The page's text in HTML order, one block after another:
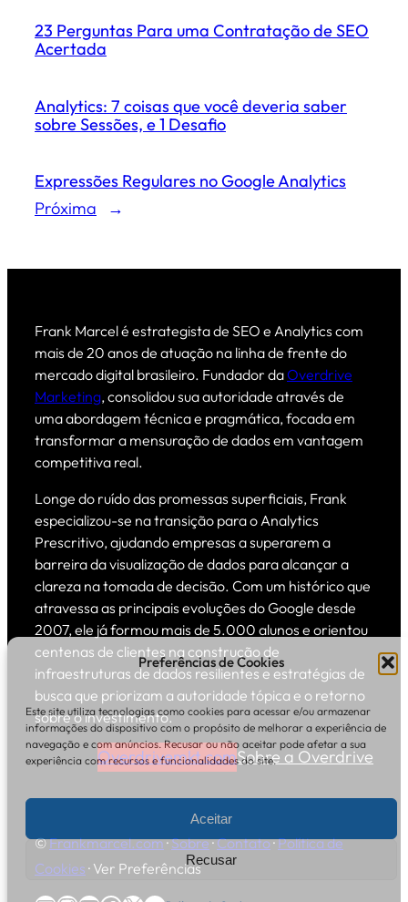
Preferências de Cookies
Este site utiliza tecnologias como cookies para acessar e/ou armazenar
informações do dispositivo com o propósito de melhorar a experiência de
navegação e com anúncios. Recusar ou não aceitar pode afetar a sua
experiência com recursos e funcionalidades do site.
Aceitar
Recusar
23 Perguntas Para uma Contratação de SEO
Acertada
Analytics: 7 coisas que você deveria saber
sobre Sessões, e 1 Desafio
Expressões Regulares no Google Analytics
Próxima
→
Frank Marcel é estrategista de SEO e Analytics com
mais de 20 anos de atuação na linha de frente do
mercado digital brasileiro. Fundador daOverdrive
Marketing, consolidou sua autoridade através de
uma abordagem técnica e pragmática, focada em
transformar a mensuração de dados em vantagem
competitiva real.
Longe do ruído das promessas superficiais, Frank
especializou-se na transição para o Analytics
Prescritivo, ajudando empresas a superarem a
barreira da visualização de dados para alcançar a
clareza na tomada de decisão. Com um histórico que
atravessa as principais evoluções do Google desde
2007, ele já formou mais de 5.000 alunos e orientou
centenas de clientes na construção de
infraestruturas de dados resilientes e estratégias de
busca que priorizam a autoridade tópica e o retorno
sobre o investimento.
Overdrivemkt.comSobre a Overdrive
©Frankmarcel.com·Sobre·Contato·Política de
Cookies · Ver Preferências